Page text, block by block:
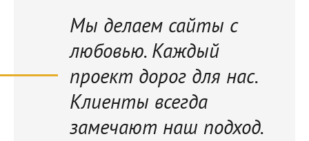
Мы делаем сайты с
любовью. Каждый
проект дорог для нас.
Клиенты всегда
замечают наш подход.